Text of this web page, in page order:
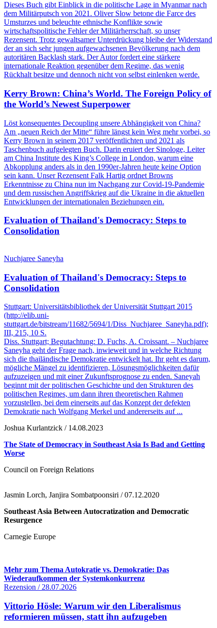
Dieses Buch gibt Einblick in die politische Lage in Myanmar nach
dem Militärputsch von 2021. Oliver Slow betone die Farce des
Umsturzes und beleuchte ethnische Konflikte sowie
wirtschaftspolitische Fehler der Militärherrschaft, so unser
Rezensent. Trotz gewaltsamer Unterdrückung bleibe der Widerstand
der an sich sehr jungen aufgewachsenen Bevölkerung nach dem
autoritären Backlash stark. Der Autor fordert eine stärkere
internationale Reaktion gegenüber dem Regime, das wenig
Rückhalt besitze und dennoch nicht von selbst einlenken werde.
Kerry Brown: China’s World. The Foreign Policy of
the World’s Newest Superpower
Löst konsequentes Decoupling unsere Abhängigkeit von China?
Am „neuen Reich der Mitte“ führe längst kein Weg mehr vorbei, so
Kerry Brown in seinem 2017 veröffentlichten und 2021 als
Taschenbuch aufgelegten Buch. Darin eruiert der Sinologe, Leiter
am China Institute des King’s College in London, warum eine
Abkopplung anders als in den 1990er-Jahren heute keine Option
sein kann. Unser Rezensent Falk Hartig ordnet Browns
Erkenntnisse zu China nun im Nachgang zur Covid-19-Pandemie
und dem russischen Angriffskrieg auf die Ukraine in die aktuellen
Entwicklungen der internationalen Beziehungen ein.
Evaluation of Thailand's Democracy: Steps to
Consolidation
Nuchjaree Saneyha
Evaluation of Thailand's Democracy: Steps to
Consolidation
Stuttgart: Universitätsbibliothek der Universität Stuttgart 2015
(http://elib.uni-
stuttgart.de/bitstream/11682/5694/1/Diss_Nuchjaree_Saneyha.pdf);
III, 215, 10 S.
Diss. Stuttgart; Begutachtung: D. Fuchs, A. Croissant. – Nuchjaree
Saneyha geht der Frage nach, inwieweit und in welche Richtung
sich die thailändische Demokratie entwickelt hat. Ihr geht es darum,
mögliche Mängel zu identifizieren, Lösungsmöglichkeiten dafür
aufzuzeigen und mit einer Zukunftsprognose zu enden. Saneyah
beginnt mit der politischen Geschichte und den Strukturen des
politischen Regimes, um dann ihren theoretischen Rahmen
vorzustellen, bei dem einerseits auf das Konzept der defekten
Demokratie nach Wolfgang Merkel und andererseits auf ...
Joshua Kurlantzick / 14.08.2023
The State of Democracy in Southeast Asia Is Bad and Getting
Worse
Council on Foreign Relations
Jasmin Lorch, Janjira Sombatpoonsiri / 07.12.2020
Southeast Asia Between Autocratization and Democratic
Resurgence
Carnegie Europe
Mehr zum Thema Autokratie vs. Demokratie: Das
Wiederaufkommen der Systemkonkurrenz
Rezension / 28.07.2026
Vittorio Hösle: Warum wir den Liberalismus
reformieren müssen, statt ihn aufzugeben